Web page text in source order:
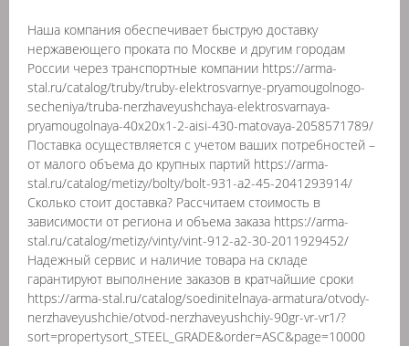
Наша компания обеспечивает быструю доставку
нержавеющего проката по Москве и другим городам
России через транспортные компании https://arma-
stal.ru/catalog/truby/truby-elektrosvarnye-pryamougolnogo-
secheniya/truba-nerzhaveyushchaya-elektrosvarnaya-
pryamougolnaya-40x20x1-2-aisi-430-matovaya-2058571789/
Поставка осуществляется с учетом ваших потребностей –
от малого объема до крупных партий https://arma-
stal.ru/catalog/metizy/bolty/bolt-931-a2-45-2041293914/
Сколько стоит доставка? Рассчитаем стоимость в
зависимости от региона и объема заказа https://arma-
stal.ru/catalog/metizy/vinty/vint-912-a2-30-2011929452/
Надежный сервис и наличие товара на складе
гарантируют выполнение заказов в кратчайшие сроки
https://arma-stal.ru/catalog/soedinitelnaya-armatura/otvody-
nerzhaveyushchie/otvod-nerzhaveyushchiy-90gr-vr-vr1/?
sort=propertysort_STEEL_GRADE&order=ASC&page=10000